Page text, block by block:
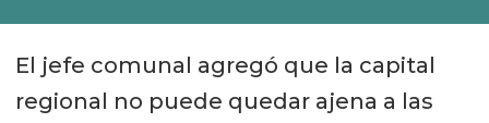
El jefe comunal agregó que la capital
regional no puede quedar ajena a las